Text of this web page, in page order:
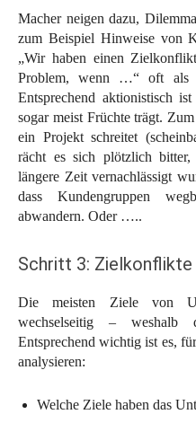
Macher neigen dazu,
zum Beispiel Hinweise von
„Wir haben einen
Problem, wenn …“ oft als
Entsprechend aktionistisch
sogar meist Früchte trägt.
ein Projekt schreitet
rächt es sich plötzlich
längere Zeit vernachlässigt
dass Kundengruppen
abwandern. Oder …..
Schritt 3: Zielkonflikte
Die meisten Ziele von
wechselseitig – weshalb
Entsprechend wichtig ist es,
analysieren:
Welche Ziele haben das